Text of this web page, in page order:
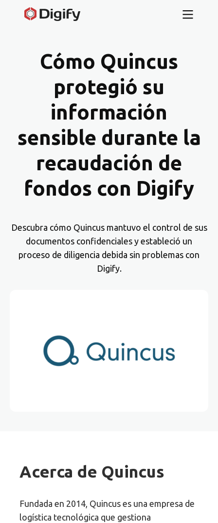
Cómo Quincus
protegió su
información
sensible durante la
recaudación de
fondos con Digify
Descubra cómo Quincus mantuvo el control de sus
documentos confidenciales y estableció un
proceso de diligencia debida sin problemas con
Digify.
Acerca de Quincus
Fundada en 2014, Quincus es una empresa de
logística tecnológica que gestiona